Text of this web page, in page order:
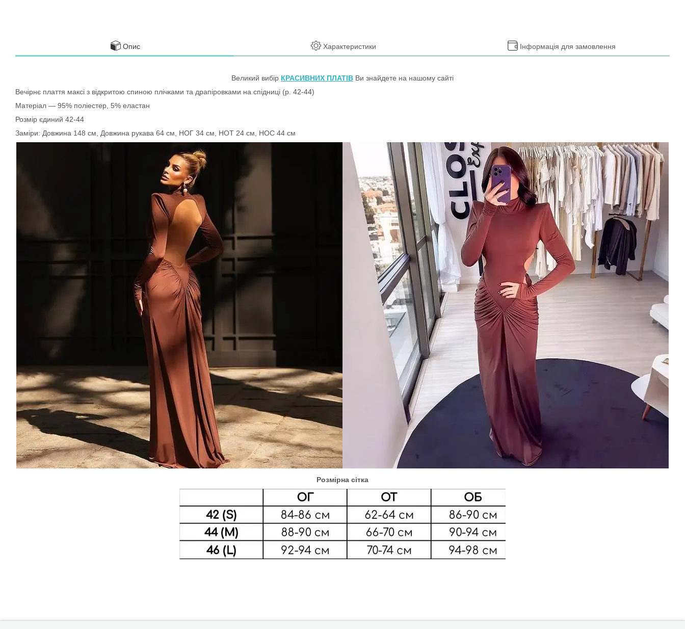
Опис Характеристики Інформація для замовлення
Великий вибір КРАСИВНИХ ПЛАТІВ Ви знайдете на нашому сайті
Вечірнє плаття максі з відкритою спиною плічками та драпіровками на спідниці (р. 42-44)
Матеріал — 95% поліестер, 5% еластан
Розмір єдиний 42-44
Заміри: Довжина 148 см, Довжина рукава 64 см, НОГ 34 см, НОТ 24 см, НОС 44 см
Розмірна сітка